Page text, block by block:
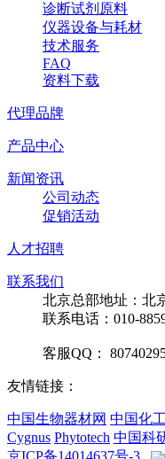
诊断试剂原料
仪器设备与耗材
技术服务
FAQ
资料下载
代理品牌
产品中心
新闻资讯
公司动态
促销活动
人才招聘
联系我们
北京总部地址：北
联系电话：010-
客服QQ：
友情链接：
中国生物器材网 中国化
Cygnus Phytotech 中国科